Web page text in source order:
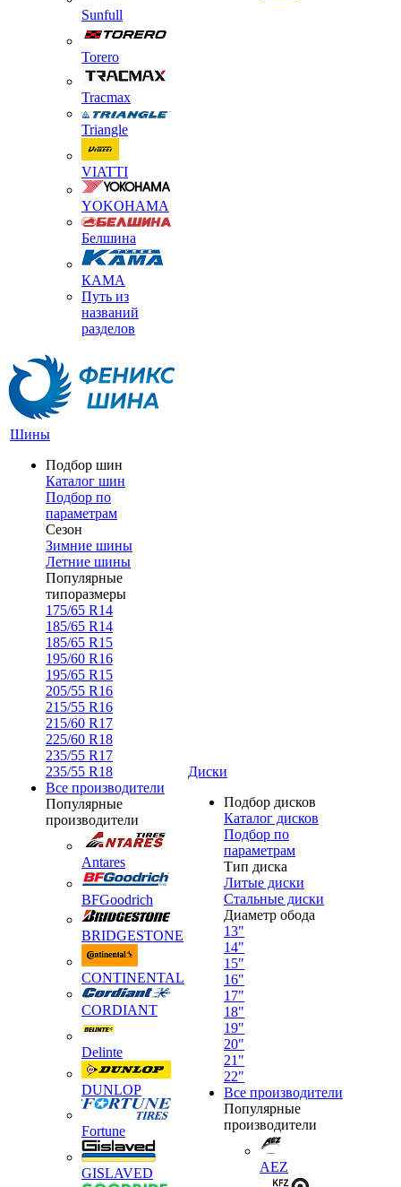
Sunfull
Torero
Tracmax
Triangle
VIATTI
YOKOHAMA
Белшина
КАМА
Путь из
названий
разделов
Шины
Подбор шин
Каталог шин
Подбор по
параметрам
Сезон
Зимние шины
Летние шины
Популярные
типоразмеры
175/65 R14
185/65 R14
185/65 R15
195/60 R16
195/65 R15
205/55 R16
215/55 R16
215/60 R17
225/60 R18
235/55 R17
235/55 R18
Все производители
Популярные
производители
Antares
BFGoodrich
BRIDGESTONE
CONTINENTAL
CORDIANT
Delinte
DUNLOP
Fortune
GISLAVED
Диски
Подбор дисков
Каталог дисков
Подбор по
параметрам
Тип диска
Литые диски
Стальные диски
Диаметр обода
13"
14"
15"
16"
17"
18"
19"
20"
21"
22"
Все производители
Популярные
производители
AEZ